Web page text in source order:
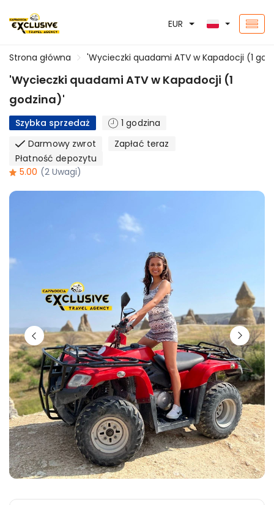
EUR
Strona główna 'Wycieczki quadami ATV w Kapadocji (1
'Wycieczki quadami ATV w Kapadocji (1
godzina)'
Szybka sprzedaż
1 godzina
Darmowy zwrot
Zapłać teraz
Płatność depozytu
5.00 (2 Uwagi)